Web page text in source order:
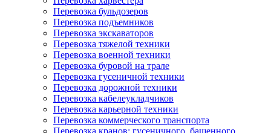
Перевозка бульдозеров
Перевозка подъемников
Перевозка экскаваторов
Перевозка тяжелой техники
Перевозка военной техники
Перевозка буровой на трале
Перевозка гусеничной техники
Перевозка дорожной техники
Перевозка кабелеукладчиков
Перевозка карьерной техники
Перевозка коммерческого транспорта
Перевозка кранов: гусеничного, башенного